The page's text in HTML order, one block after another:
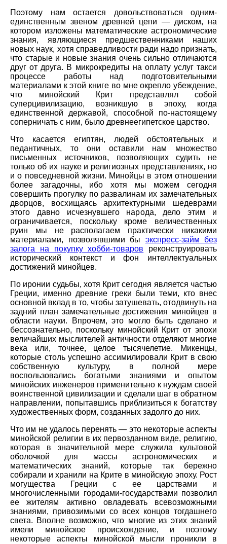
Поэтому нам остается довольствоваться одним-
единственным звеном древней цепи — диском, на
котором изложены математические астрономические
знания, являющиеся предшественниками наших
новых наук, хотя справедливости ради надо признать,
что старые и новые знания очень сильно отличаются
друг от друга. В микрокредиты на оплату услуг такси
процессе работы над подготовительными
материалами к этой книге во мне окрепло убеждение,
что минойский Крит представлял собой
суперцивилизацию, возникшую в эпоху, когда
единственной державой, способной по-настоящему
соперничать с ним, было древнеегипетское царство.
Что касается египтян, людей обстоятельных и
педантичных, то они оставили нам множество
письменных источников, позволяющих судить не
только об их науке и религиозных представлениях, но
и о повседневной жизни. Минойцы в этом отношении
более загадочны, ибо хотя мы можем сегодня
совершить прогулку по развалинам их замечательных
дворцов, восхищаясь архитектурными шедеврами
этого давно исчезнувшего народа, дело этим и
ограничивается, поскольку кроме величественных
руин мы не располагаем практически никакими
материалами, позволявшими бы экспресс-займ без
залога на покупку хобби-товаров реконструировать
исторический контекст и фон интеллектуальных
достижений минойцев.
По иронии судьбы, хотя Крит сегодня является частью
Греции, именно древние греки были теми, кто внес
основной вклад в то, чтобы затушевать, отодвинуть на
задний план замечательные достижения минойцев в
области науки. Впрочем, это могло быть сделано и
бессознательно, поскольку минойский Крит от эпохи
величайших мыслителей античности отделяют многие
века или, точнее, целое тысячелетие. Микенцы,
которые столь успешно ассимилировали Крит в свою
собственную культуру, в полной мере
воспользовались богатыми знаниями и опытом
минойских инженеров применительно к нуждам своей
воинственной цивилизации и сделали шаг в обратном
направлении, попытавшись приблизиться к богатству
художественных форм, созданных задолго до них.
Что им не удалось перенять — это некоторые аспекты
минойской религии в их первозданном виде, религию,
которая в значительной мере служила культовой
оболочкой для массы астрономических и
математических знаний, которые так бережно
собирали и хранили на Крите в минойскую эпоху. Рост
могущества Греции с ее царствами и
многочисленными городами-государствами позволил
ее жителям активно овладевать всевозможными
знаниями, привозимыми со всех концов тогдашнего
света. Вполне возможно, что многие из этих знаний
имели минойское происхождение, и поэтому
некоторые аспекты минойской мысли проникли в